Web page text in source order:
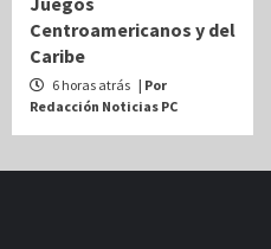
Centroamericanos y del
Caribe
6 horas atrás | Por
Redacción Noticias PC